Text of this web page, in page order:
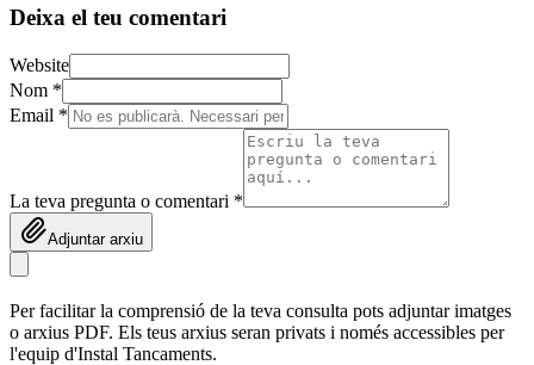
Deixa el teu comentari
Website
Nom *
Email *
La teva pregunta o comentari *
Adjuntar arxiu
Per facilitar la comprensió de la teva consulta pots adjuntar imatges
o arxius PDF. Els teus arxius seran privats i només accessibles per
l'equip d'Instal Tancaments.